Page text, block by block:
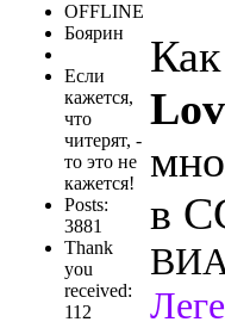
OFFLINE
Боярин
Если
кажется,
что
читерят, -
то это не
кажется!
Posts:
3881
Thank
you
received:
112
в
ВИА